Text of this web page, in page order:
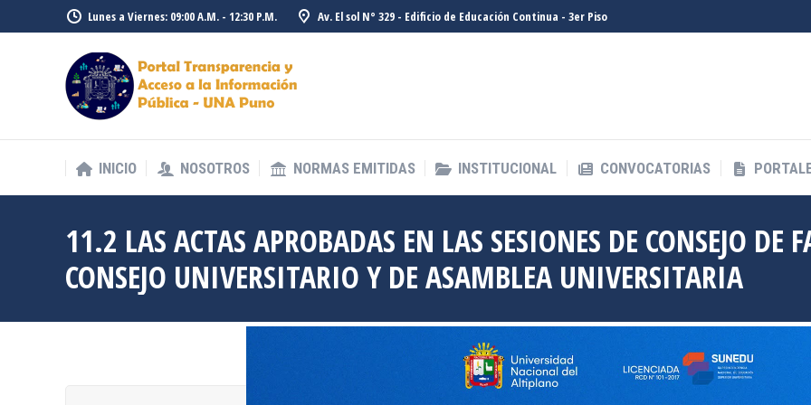
Lunes a Viernes: 09:00 A.M. - 12:30 P.M. Av. El sol N° 329 - Edificio de Educación Continua - 3er Piso
INICIO NOSOTROS NORMAS EMITIDAS INSTITUCIONAL CONVOCATORIAS
11.2 LAS ACTAS APROBADAS EN LAS SESIONES DE CONSEJO DE
CONSEJO UNIVERSITARIO Y DE ASAMBLEA UNIVERSITARIA
INICIO NOSOTROS NORMAS EMITIDAS INSTITUCIONAL CONVOCATORIAS